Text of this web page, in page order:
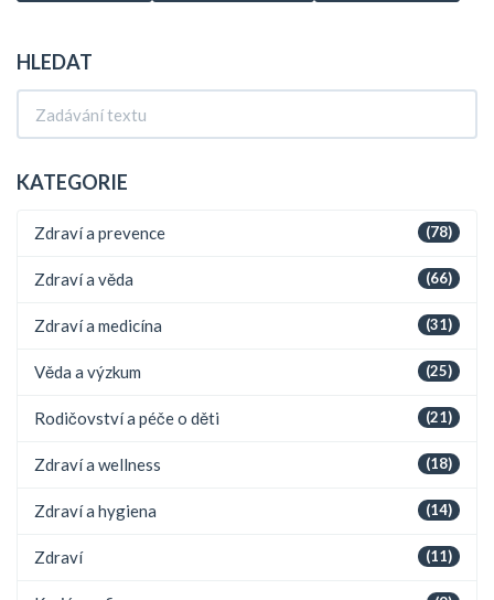
HLEDAT
KATEGORIE
(78)
Zdraví a prevence
(66)
Zdraví a věda
(31)
Zdraví a medicína
(25)
Věda a výzkum
(21)
Rodičovství a péče o děti
(18)
Zdraví a wellness
(14)
Zdraví a hygiena
(11)
Zdraví